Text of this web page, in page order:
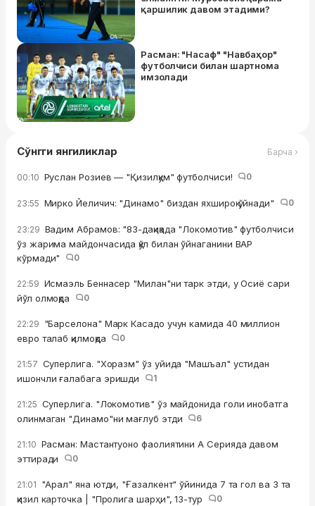
қаршилик давом этадими?
Расман: "Насаф" "Навбаҳор"
футболчиси билан шартнома
имзолади
Сўнгги янгиликлар Барча ›
00:10 Руслан Розиев — "Қизилқум" футболчиси! 0
23:55 Мирко Йеличич: "Динамо" биздан яхшироқ ўйнади" 0
23:29 Вадим Абрамов: "83-дақиқада "Локомотив" футболчиси
ўз жарима майдончасида қўл билан ўйнаганини ВАР
кўрмади"
0
22:59 Исмаэль Беннасер "Милан"ни тарк этди, у Осиё сари
йўл олмоқда
0
22:29 "Барселона" Марк Касадо учун камида 40 миллион
евро талаб қилмоқда
0
21:57 Суперлига. "Хоразм" ўз уйида "Машъал" устидан
ишончли ғалабага эришди
1
21:25 Суперлига. "Локомотив" ўз майдонида голи инобатга
олинмаган "Динамо"ни мағлуб этди
6
21:10 Расман: Мастантуоно фаолиятини А Серияда давом
эттиради
0
21:01 "Арал" яна ютди, "Ғазалкент" ўйинида 7 та гол ва 3 та
қизил карточка | "Пролига шарҳи", 13-тур
0